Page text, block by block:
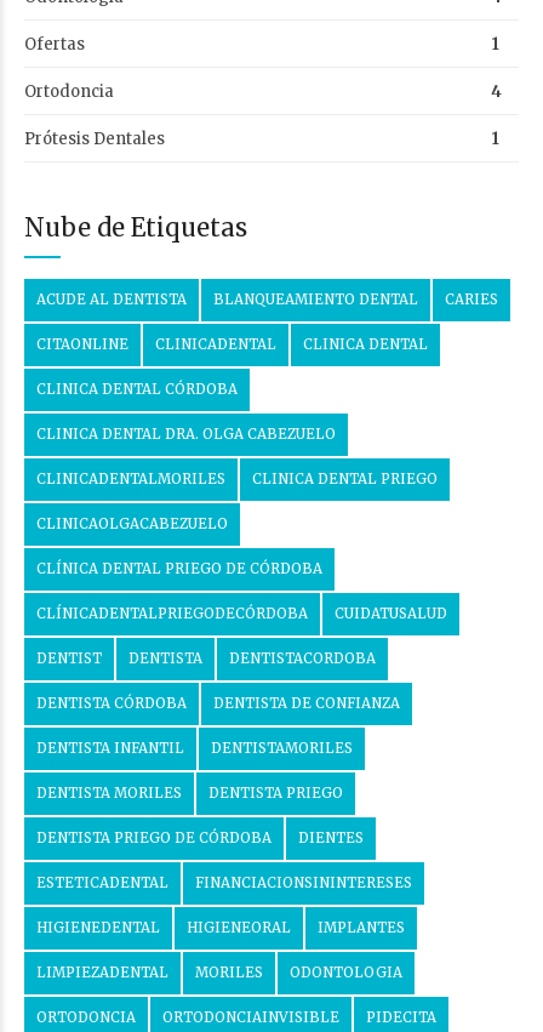
Ofertas 1
Ortodoncia 4
Prótesis Dentales 1
Nube de Etiquetas
ACUDE AL DENTISTA BLANQUEAMIENTO DENTAL CARIES
CITAONLINE CLINICADENTAL CLINICA DENTAL
CLINICA DENTAL CÓRDOBA
CLINICA DENTAL DRA. OLGA CABEZUELO
CLINICADENTALMORILES CLINICA DENTAL PRIEGO
CLINICAOLGACABEZUELO
CLÍNICA DENTAL PRIEGO DE CÓRDOBA
CLÍNICADENTALPRIEGODECÓRDOBA CUIDATUSALUD
DENTIST DENTISTA DENTISTACORDOBA
DENTISTA CÓRDOBA DENTISTA DE CONFIANZA
DENTISTA INFANTIL DENTISTAMORILES
DENTISTA MORILES DENTISTA PRIEGO
DENTISTA PRIEGO DE CÓRDOBA DIENTES
ESTETICADENTAL FINANCIACIONSININTERESES
HIGIENEDENTAL HIGIENEORAL IMPLANTES
LIMPIEZADENTAL MORILES ODONTOLOGIA
ORTODONCIA ORTODONCIAINVISIBLE PIDECITA